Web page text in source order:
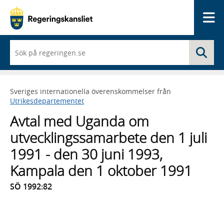
du
börjar
skriva
framträder
en
med
sökförslag
Sveriges internationella överenskommelser från
Utrikesdepartementet
Avtal med Uganda om
utvecklingssamarbete den 1 juli
1991 - den 30 juni 1993,
Kampala den 1 oktober 1991
SÖ 1992:82